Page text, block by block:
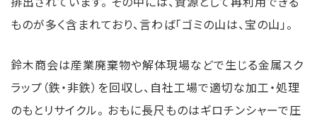
お
様
ものが多く含まれており、言わば「ゴミの山は、宝の山」。
鈴木商会は産業廃棄物や解体現場などで生じる金属スク
ラップ（鉄・非鉄）を回収し、自社工場で適切な加工・処理
のもとリサイクル。 おもに長尺ものはギロチンシャーで圧